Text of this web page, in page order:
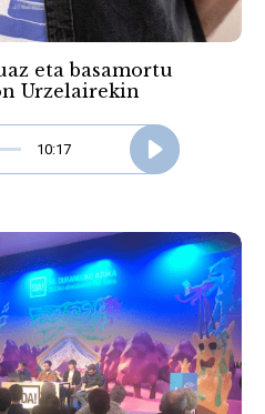
eta basamortu
Urzelairekin
10:17